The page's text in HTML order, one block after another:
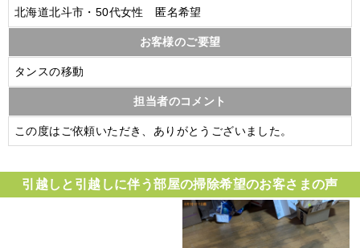
北海道北斗市・50代女性 匿名希望
お客様のご要望
タンスの移動
担当者のコメント
この度はご依頼いただき、ありがとうございました。
引越しと引越しに伴う部屋の掃除希望のお客さまの声